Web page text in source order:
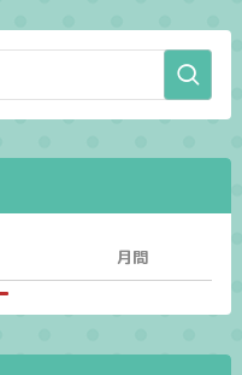
月間